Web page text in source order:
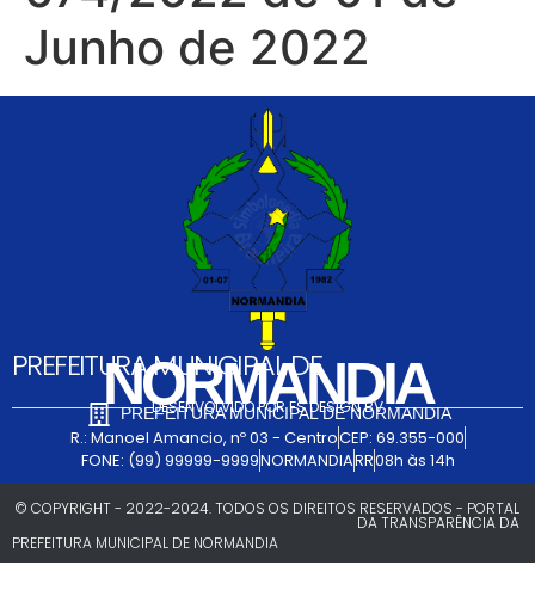
Junho de 2022
PREFEITURA MUNICIPAL DE
NORMANDIA
DESENVOLVIDO POR FS DESIGN BV
PREFEITURA MUNICIPAL DE NORMANDIA
R.: Manoel Amancio, nº 03 - CentroCEP: 69.355-000
FONE: (99) 99999-9999NORMANDIARR08h às 14h
© COPYRIGHT - 2022-2024. TODOS OS DIREITOS RESERVADOS - PORTAL
DA TRANSPARÊNCIA DA
PREFEITURA MUNICIPAL DE NORMANDIA